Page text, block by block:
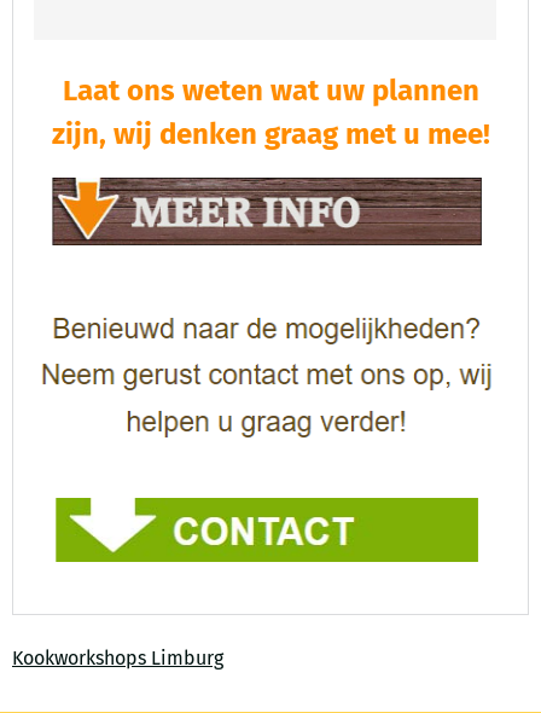
Laat ons weten wat uw plannen
zijn, wij denken graag met u mee!​
Kookworkshops Limburg